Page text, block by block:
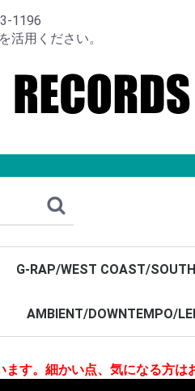
1196
活用ください。
G-RAP/WEST COAST/SOUTH
AMBIENT/DOWNTEMPO/
す。細かい点、気になる方は